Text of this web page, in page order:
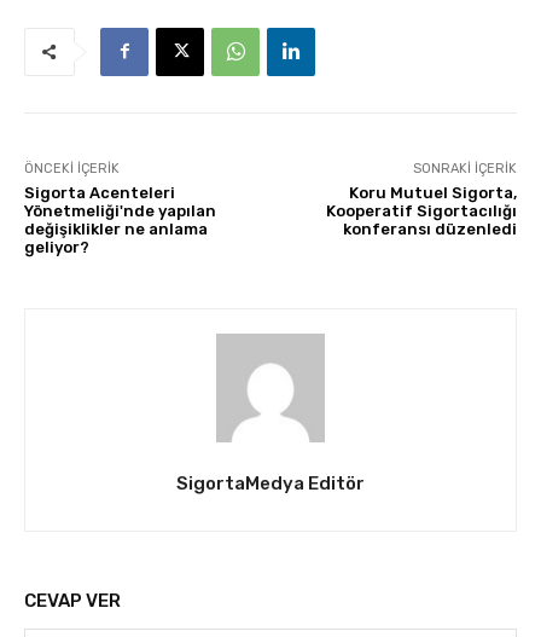
ÖNCEKI İÇERIK
Sigorta Acenteleri
Yönetmeliği'nde yapılan
değişiklikler ne anlama
geliyor?
SONRAKI İÇERIK
Koru Mutuel Sigorta,
Kooperatif Sigortacılığı
konferansı düzenledi
SigortaMedya Editör
CEVAP VER